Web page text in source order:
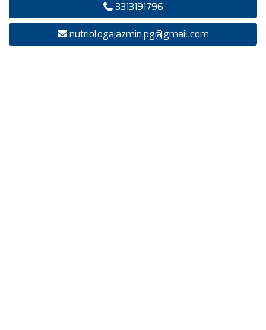
3313191796
nutriologajazmin.pg@gmail.com